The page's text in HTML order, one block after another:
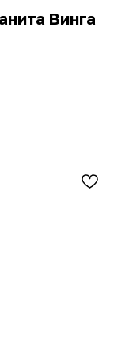
Винга